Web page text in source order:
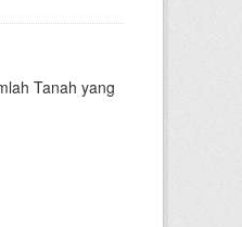
Tanah yang